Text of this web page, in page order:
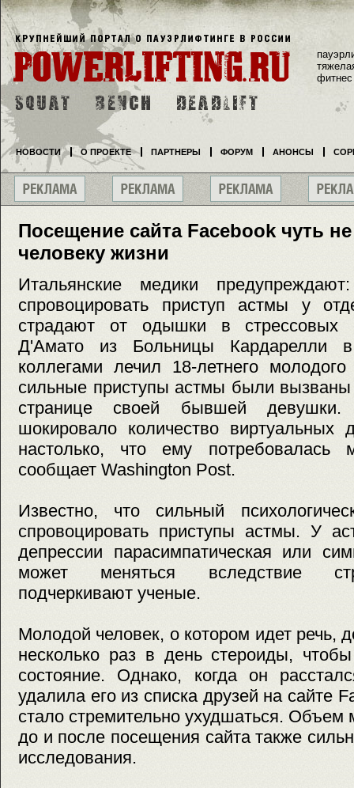
Посещение сайта Facebook чуть
человеку жизни
Итальянские медики
спровоцировать приступ астмы у
страдают от одышки в стрессовых
Д'Амато из Больницы Кардарелли
коллегами лечил 18-летнего
сильные приступы астмы были
странице своей бывшей девушки.
шокировало количество виртуальных
настолько, что ему потребовалась
сообщает Washington Post.
Известно, что сильный
спровоцировать приступы астмы. У
депрессии парасимпатическая или
может меняться вследствие
подчеркивают ученые.
Молодой человек, о котором идет речь,
несколько раз в день стероиды,
состояние. Однако, когда он
удалила его из списка друзей на сайте
стало стремительно ухудшаться. Объем
до и после посещения сайта также
исследования.
фитнес
НОВОСТИ О ПРОЕКТЕ ПАРТНЕРЫ ФОРУМ АНОНСЫ